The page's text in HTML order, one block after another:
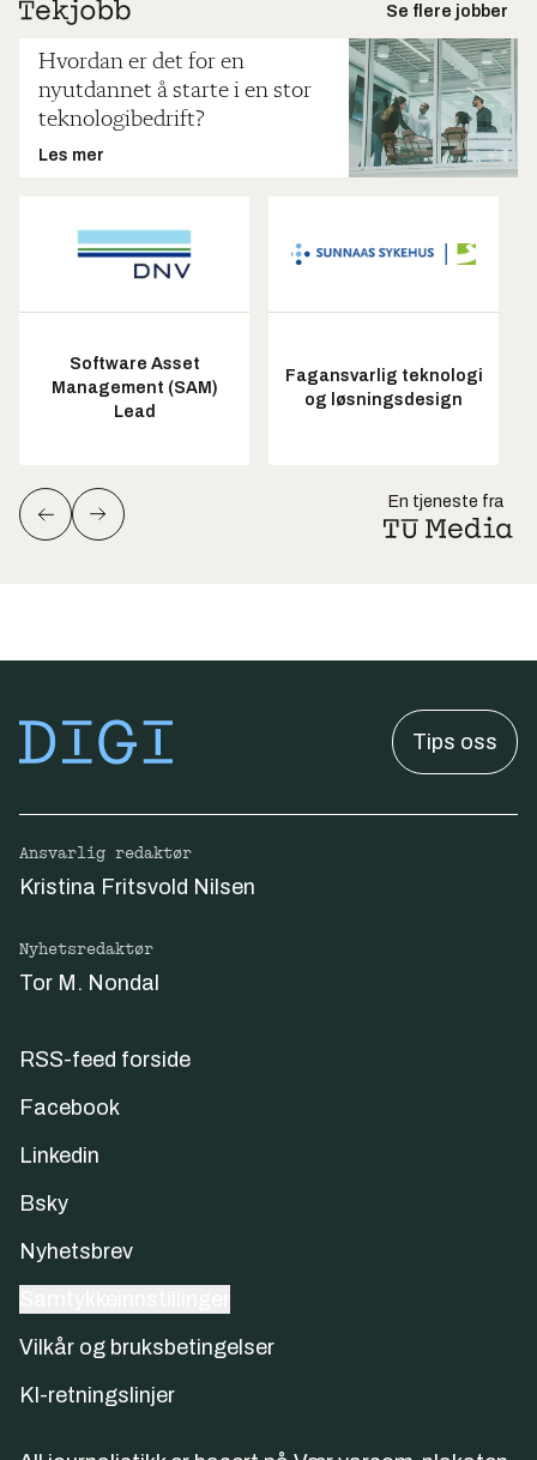
Se flere jobber
Hvordan er det for en
nyutdannet å starte i en stor
teknologibedrift?
Les mer
Software Asset
Management (SAM)
Lead
Fagansvarlig teknologi
og løsningsdesign
En tjeneste fra
Tips oss
Ansvarlig redaktør
Kristina Fritsvold Nilsen
Nyhetsredaktør
Tor M. Nondal
RSS-feed forside
Facebook
Linkedin
Bsky
Nyhetsbrev
Vilkår og bruksbetingelser
KI-retningslinjer